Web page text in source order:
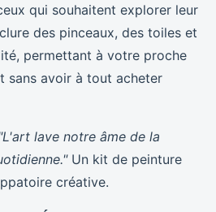
qui souhaitent explorer leur
des pinceaux, des toiles et
permettant à votre proche
sans avoir à tout acheter
lave notre âme de la
Un kit de peinture
créative.